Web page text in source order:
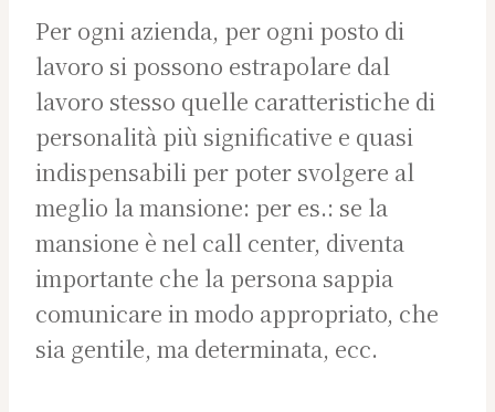
Per ogni azienda, per ogni posto di
lavoro si possono estrapolare dal
lavoro stesso quelle caratteristiche di
personalità più significative e quasi
indispensabili per poter svolgere al
meglio la mansione: per es.: se la
mansione è nel call center, diventa
importante che la persona sappia
comunicare in modo appropriato, che
sia gentile, ma determinata, ecc.